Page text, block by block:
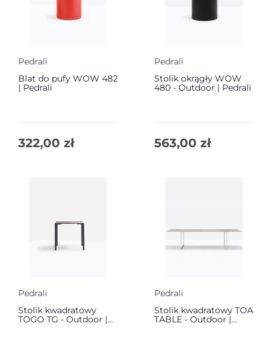
Pedrali
Blat do pufy WOW 482
| Pedrali
322,00 zł
Pedrali
Stolik okrągły WOW
480 - Outdoor | Pedrali
563,00 zł
Pedrali
Stolik kwadratowy
TOGO TG - Outdoor |
Pedrali
Stolik kwadratowy TOA
TABLE - Outdoor |